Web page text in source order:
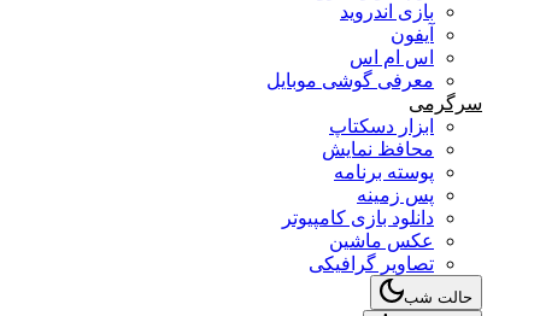
بازی اندروید
آیفون
اس ام اس
معرفی گوشی موبایل
سرگرمی
ابزار دسکتاپ
محافظ نمایش
پوسته برنامه
پس زمینه
دانلود بازی کامپیوتر
عکس ماشین
تصاویر گرافیکی
حالت شب